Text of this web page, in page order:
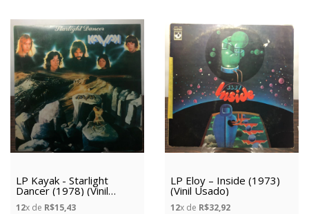
LP Kayak - Starlight
Dancer (1978) (Vinil
Usado)
12x de R$15,43
LP Eloy – Inside (1973)
(Vinil Usado)
12x de R$32,92